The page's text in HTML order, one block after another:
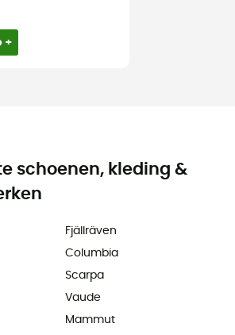
+
schoenen, kleding &
Fjällräven
Columbia
Scarpa
Vaude
Mammut